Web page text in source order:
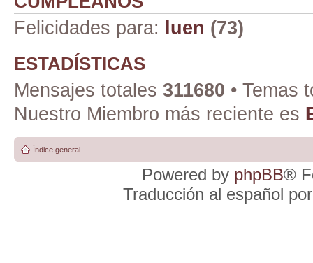
Felicidades para: luen (73)
ESTADÍSTICAS
Mensajes totales 311680 • Temas
Nuestro Miembro más reciente es
Índice general
Powered by phpBB®
Traducción al español